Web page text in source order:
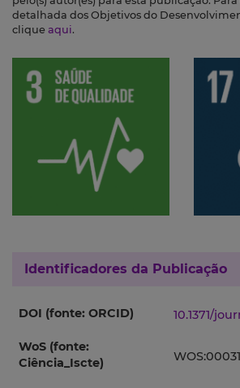
detalhada dos Objetivos do
clique aqui.
Identificadores da Publicação
DOI (fonte: ORCID) 10.1371/
WoS (fonte:
Ciência_Iscte)